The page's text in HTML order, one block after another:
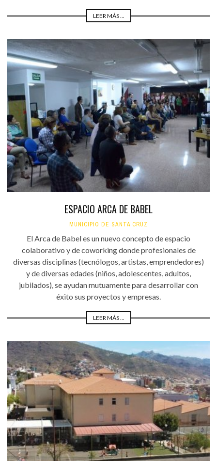
LEER MÁS ...
ESPACIO ARCA DE BABEL
MUNICIPIO DE SANTA CRUZ
El Arca de Babel es un nuevo concepto de espacio
colaborativo y de coworking donde profesionales de
diversas disciplinas (tecnólogos, artistas, emprendedores)
y de diversas edades (niños, adolescentes, adultos,
jubilados), se ayudan mutuamente para desarrollar con
éxito sus proyectos y empresas.
LEER MÁS ...